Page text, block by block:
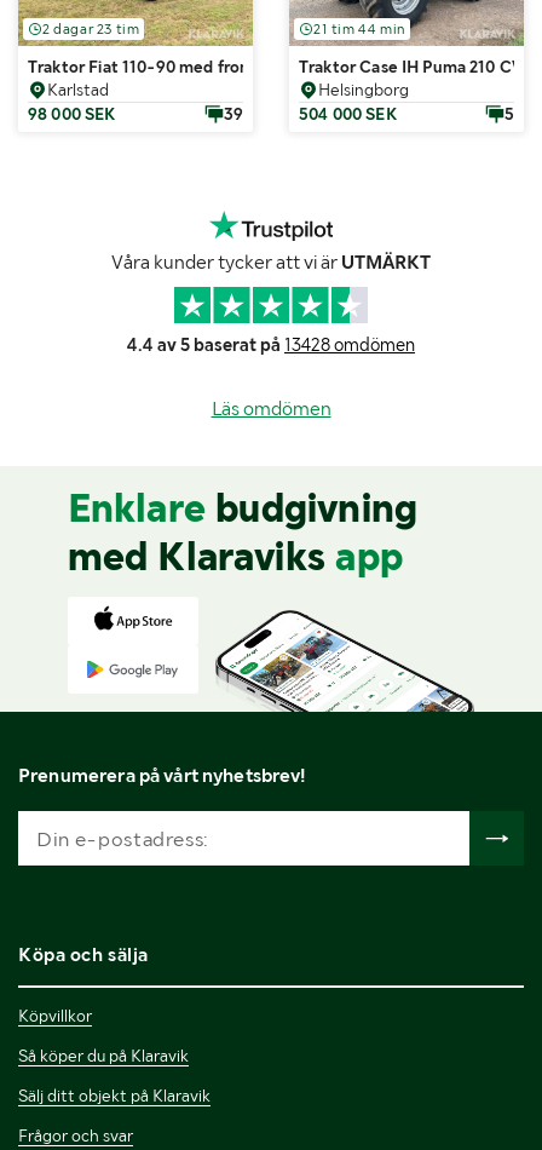
2 dagar 23 tim
Traktor Fiat 110-90 med frontlastare
Karlstad
98 000 SEK
39
21 tim 44 min
Traktor Case IH Puma 210 CVX
Helsingborg
504 000 SEK
5
Våra kunder tycker att vi är UTMÄRKT
4.4 av 5 baserat på 13428 omdömen
Läs omdömen
Enklare budgivning
med Klaraviks app
Prenumerera på vårt nyhetsbrev!
Köpa och sälja
Köpvillkor
Så köper du på Klaravik
Sälj ditt objekt på Klaravik
Frågor och svar